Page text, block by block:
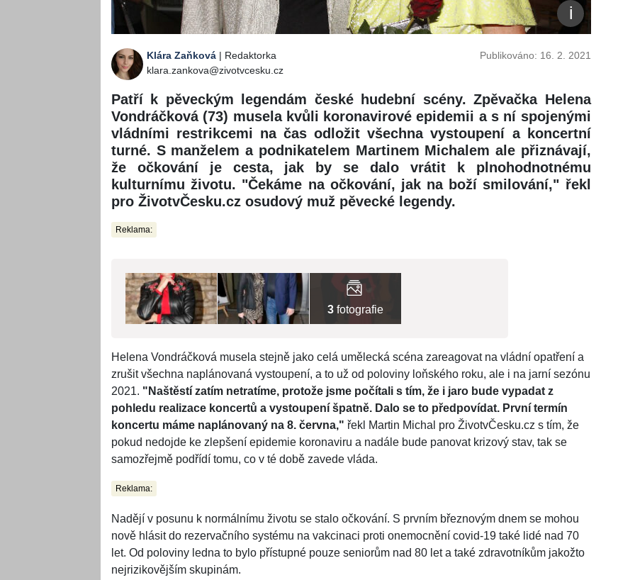
Klára Zaňková | Redaktorka
klara.zankova@zivotvcesku.cz
Publikováno: 16. 2. 2021
Patří k pěveckým legendám české hudební scény. Zpěvačka Helena
Vondráčková (73) musela kvůli koronavirové epidemii a s ní spojenými
vládními restrikcemi na čas odložit všechna vystoupení a koncertní
turné. S manželem a podnikatelem Martinem Michalem ale přiznávají,
že očkování je cesta, jak by se dalo vrátit k plnohodnotnému
kulturnímu životu. "Čekáme na očkování, jak na boží smilování," řekl
pro ŽivotvČesku.cz osudový muž pěvecké legendy.
Reklama:
3 fotografie
Helena Vondráčková musela stejně jako celá umělecká scéna zareagovat na vládní opatření a
zrušit všechna naplánovaná vystoupení, a to už od poloviny loňského roku, ale i na jarní sezónu
2021. "Naštěstí zatím netratíme, protože jsme počítali s tím, že i jaro bude vypadat z
pohledu realizace koncertů a vystoupení špatně. Dalo se to předpovídat. První termín
koncertu máme naplánovaný na 8. června," řekl Martin Michal pro ŽivotvČesku.cz s tím, že
pokud nedojde ke zlepšení epidemie koronaviru a nadále bude panovat krizový stav, tak se
samozřejmě podřídí tomu, co v té době zavede vláda.
Reklama:
Nadějí v posunu k normálnímu životu se stalo očkování. S prvním březnovým dnem se mohou
nově hlásit do rezervačního systému na vakcinaci proti onemocnění covid-19 také lidé nad 70
let. Od poloviny ledna to bylo přístupné pouze seniorům nad 80 let a také zdravotníkům jakožto
nejrizikovějším skupinám.